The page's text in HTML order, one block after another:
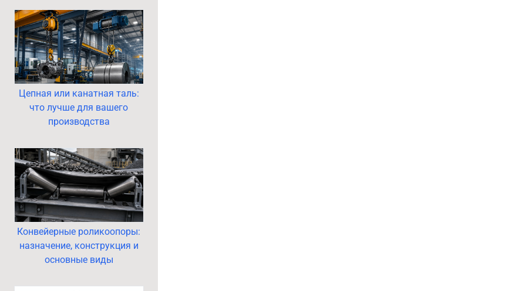
Цепная или канатная таль:
что лучше для вашего
производства
Конвейерные роликоопоры:
назначение, конструкция и
основные виды